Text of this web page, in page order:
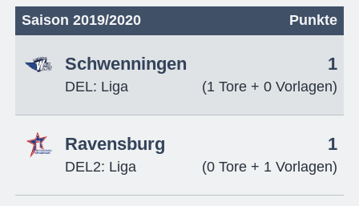
Saison 2019/2020 Punkte
Schwenningen
DEL: Liga
1
(1 Tore + 0 Vorlagen)
Ravensburg
DEL2: Liga
1
(0 Tore + 1 Vorlagen)